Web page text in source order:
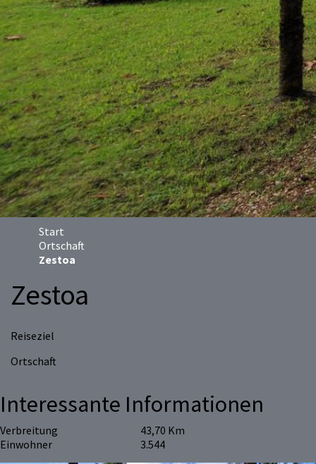
Start
Ortschaft
Zestoa
Zestoa
Reiseziel
Ortschaft
Interessante Informationen
Verbreitung
43,70 Km
Einwohner
3.544